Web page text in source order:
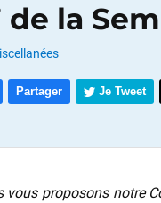
de la
Partager Je Tweet
vous proposons notre